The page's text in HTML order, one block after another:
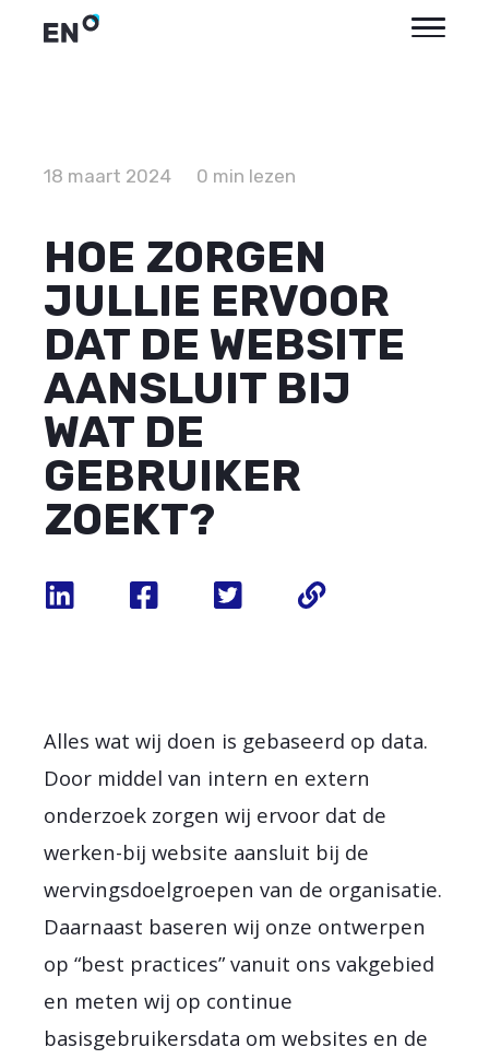
18 maart 2024 0 min lezen
HOE ZORGEN
JULLIE ERVOOR
DAT DE WEBSITE
AANSLUIT BIJ
WAT DE
GEBRUIKER
ZOEKT?
Alles wat wij doen is gebaseerd op data.
Door middel van intern en extern
onderzoek zorgen wij ervoor dat de
werken-bij website aansluit bij de
wervingsdoelgroepen van de organisatie.
Daarnaast baseren wij onze ontwerpen
op “best practices” vanuit ons vakgebied
en meten wij op continue
basisgebruikersdata om websites en de